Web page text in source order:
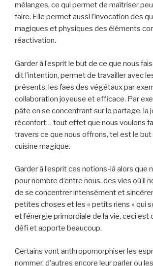
mélanges, ce qui permet de maîtriser
faire. Elle permet aussi l’invocation des
magiques et physiques des éléments
réactivation.
Garder à l’esprit le but de ce que nous
dit l’intention, permet de travailler avec
présents, les faes des végétaux par
collaboration joyeuse et efficace. Par
pâte en se concentrant sur le partage, la
réconfort… tout effet que nous voulons
travers ce que nous offrons, tel est le but
cuisine magique.
Garder à l’esprit ces notions-là alors que
pour nombre d’entre nous, des vies où il
de se concentrer intensément et
petites choses et les « petits riens » qui
et l’énergie primordiale de la vie, ceci est
défi et apporte beaucoup.
Certains vont anthropomorphiser les
nommer, d’autres encore leur parler ou